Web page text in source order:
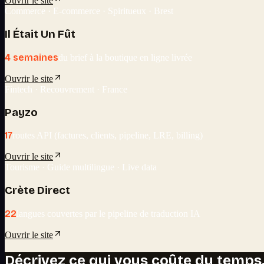
Commerce · E-commerce · Spiritueux · Brest
Il Était Un Fût
4 semainesdu brief à la boutique en ligne livrée
Ouvrir le site
Fintech · Recouvrement · France
Payzo
17routes API (factures, clients, pipeline, LRE, billing)
Ouvrir le site
Tourisme · Guide multilingue · Live data
Crète Direct
22langues couvertes par le pipeline de traduction IA
Ouvrir le site
Décrivez ce qui vous coûte du